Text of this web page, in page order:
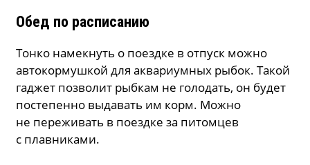
Обед по расписанию
Тонко намекнуть о поездке в отпуск можно
автокормушкой для аквариумных рыбок. Такой
гаджет позволит рыбкам не голодать, он будет
постепенно выдавать им корм. Можно
не переживать в поездке за питомцев
с плавниками.